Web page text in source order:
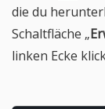
die du
Schaltfläche „
linken Ecke